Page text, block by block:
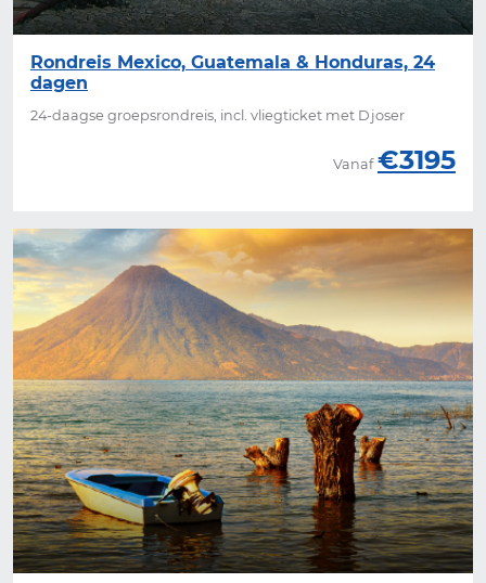
Rondreis Mexico, Guatemala & Honduras, 24
dagen
24-daagse groepsrondreis, incl. vliegticket met Djoser
Vanaf €3195